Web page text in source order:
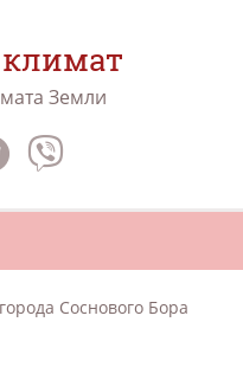
Земли
Соснового Бора